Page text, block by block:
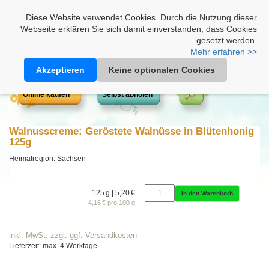
Diese Website verwendet Cookies. Durch die Nutzung dieser
Webseite erklären Sie sich damit einverstanden, dass Cookies
gesetzt werden.
Mehr erfahren >>
Akzeptieren
Keine optionalen Cookies
Online kaufen Selbst abholen
Walnusscreme: Geröstete Walnüsse in Blütenhonig
125g
Heimatregion: Sachsen
125 g | 5,20 €
4,16 € pro 100 g
In den Warenkorb
inkl. MwSt, zzgl. ggf. Versandkosten
Lieferzeit: max. 4 Werktage